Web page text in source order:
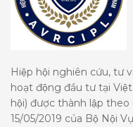
Hiệp hội nghiên cứu, tư
hoạt động đầu tư tại
hội) được thành lập
15/05/2019 của Bộ Nội